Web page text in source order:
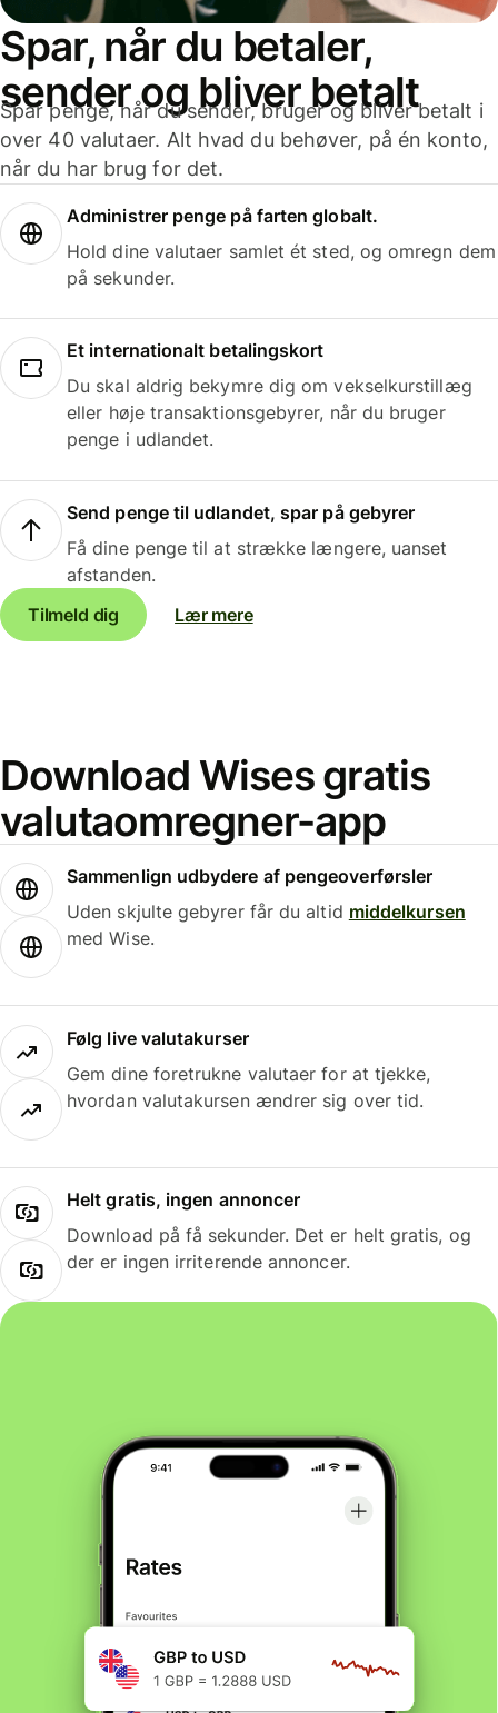
Spar, når du betaler,
sender og bliver betalt
Spar penge, når du sender, bruger og bliver betalt i
over 40 valutaer. Alt hvad du behøver, på én konto,
når du har brug for det.
Administrer penge på farten globalt.
Hold dine valutaer samlet ét sted, og omregn dem
på sekunder.
Et internationalt betalingskort
Du skal aldrig bekymre dig om vekselkurstillæg
eller høje transaktionsgebyrer, når du bruger
penge i udlandet.
Send penge til udlandet, spar på gebyrer
Få dine penge til at strække længere, uanset
afstanden.
Tilmeld dig
Lær mere
Download Wises gratis
valutaomregner-app
Sammenlign udbydere af pengeoverførsler
Uden skjulte gebyrer får du altid middelkursen
med Wise.
Følg live valutakurser
Gem dine foretrukne valutaer for at tjekke,
hvordan valutakursen ændrer sig over tid.
Helt gratis, ingen annoncer
Download på få sekunder. Det er helt gratis, og
der er ingen irriterende annoncer.